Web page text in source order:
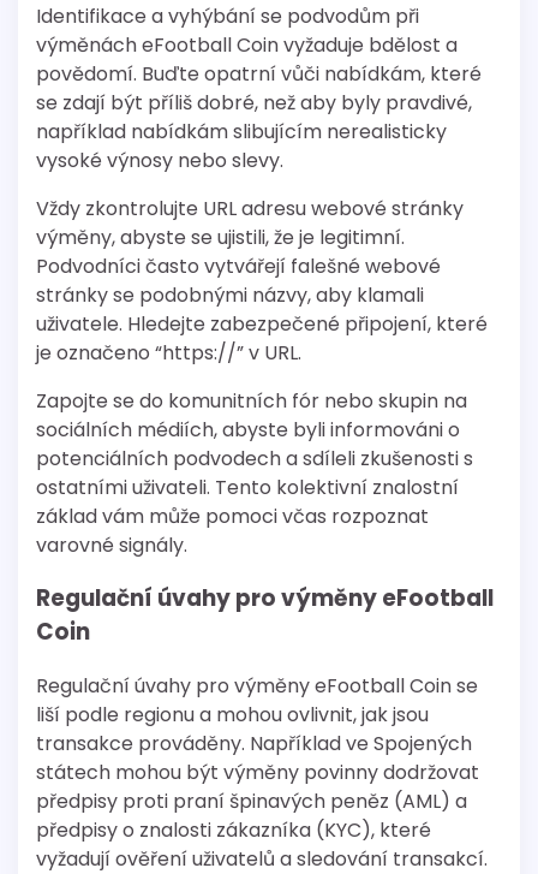
Identifikace a vyhýbání se podvodům při
výměnách eFootball Coin vyžaduje bdělost a
povědomí. Buďte opatrní vůči nabídkám, které
se zdají být příliš dobré, než aby byly pravdivé,
například nabídkám slibujícím nerealisticky
vysoké výnosy nebo slevy.
Vždy zkontrolujte URL adresu webové stránky
výměny, abyste se ujistili, že je legitimní.
Podvodníci často vytvářejí falešné webové
stránky se podobnými názvy, aby klamali
uživatele. Hledejte zabezpečené připojení, které
je označeno “https://” v URL.
Zapojte se do komunitních fór nebo skupin na
sociálních médiích, abyste byli informováni o
potenciálních podvodech a sdíleli zkušenosti s
ostatními uživateli. Tento kolektivní znalostní
základ vám může pomoci včas rozpoznat
varovné signály.
Regulační úvahy pro výměny eFootball
Coin
Regulační úvahy pro výměny eFootball Coin se
liší podle regionu a mohou ovlivnit, jak jsou
transakce prováděny. Například ve Spojených
státech mohou být výměny povinny dodržovat
předpisy proti praní špinavých peněz (AML) a
předpisy o znalosti zákazníka (KYC), které
vyžadují ověření uživatelů a sledování transakcí.